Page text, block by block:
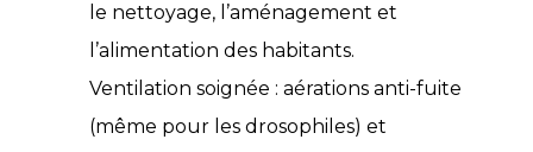
le nettoyage, l’aménagement et
l’alimentation des habitants.
Ventilation soignée : aérations anti-fuite
(même pour les drosophiles) et